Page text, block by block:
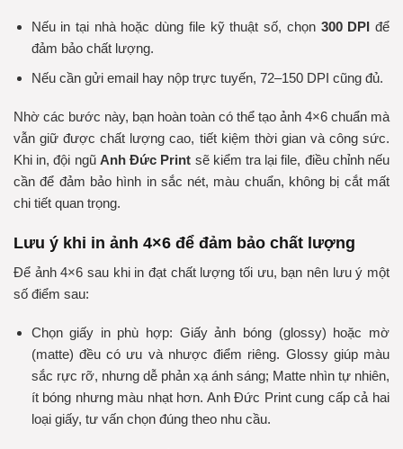
Nếu in tại nhà hoặc dùng file kỹ thuật số, chọn 300 DPI để
đảm bảo chất lượng.
Nếu cần gửi email hay nộp trực tuyến, 72–150 DPI cũng đủ.
Nhờ các bước này, bạn hoàn toàn có thể tạo ảnh 4×6 chuẩn mà
vẫn giữ được chất lượng cao, tiết kiệm thời gian và công sức.
Khi in, đội ngũ Anh Đức Print sẽ kiểm tra lại file, điều chỉnh nếu
cần để đảm bảo hình in sắc nét, màu chuẩn, không bị cắt mất
chi tiết quan trọng.
Lưu ý khi in ảnh 4×6 để đảm bảo chất lượng
Để ảnh 4×6 sau khi in đạt chất lượng tối ưu, bạn nên lưu ý một
số điểm sau:
Chọn giấy in phù hợp: Giấy ảnh bóng (glossy) hoặc mờ
(matte) đều có ưu và nhược điểm riêng. Glossy giúp màu
sắc rực rỡ, nhưng dễ phản xạ ánh sáng; Matte nhìn tự nhiên,
ít bóng nhưng màu nhạt hơn. Anh Đức Print cung cấp cả hai
loại giấy, tư vấn chọn đúng theo nhu cầu.